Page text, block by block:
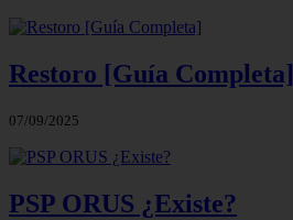
Restoro [Guía Completa]
07/09/2025
PSP ORUS ¿Existe?